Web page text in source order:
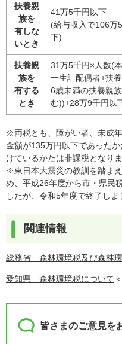
扶養親
族を
有しな
いとき
41万5千円以下
(給与収入で106万
下)
扶養親
族を
有する
とき
31万5千円×人数(
一生計配偶者+扶
6歳未満の扶養親
む))+28万9千円以
※両税とも、障がい者、未成
金額が135万円以下であった
けているかたは非課税となりま
※東日本大震災の教訓を踏ま
め、平成26年度から市・県民
したが、令和5年度で終了しま
関連情報
総務省 森林環境税及び森林
愛知県 森林環境税について
皆さまのご意見を